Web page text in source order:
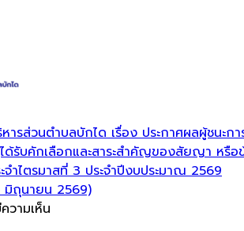
ารส่วนตำบลบักได เรื่อง ประกาศผลผู้ชนะกา
ด้รับคักเลือกและสาระสำคัญของสัยญา หรือ
ำไตรมาสที่ 3 ประจำปีงบประมาณ 2569
มิถุนายน 2569)
วามเห็น